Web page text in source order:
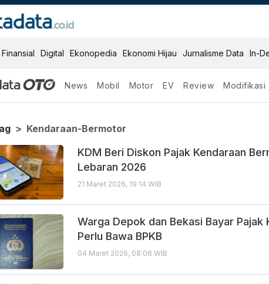
Finansial Digital Ekonopedia Ekonomi Hijau Jurnalisme Data In-
News Mobil Motor EV Review Modifikasi
Bermotor
Terbaru
Kendaraan-Bermotor
KDM Beri Diskon Pajak Kendaraan
Lebaran 2026
21 Maret 2026, 19:14 WIB
Warga Depok dan Bekasi Bayar Pajak
Perlu Bawa BPKB
04 Maret 2026, 08:06 WIB